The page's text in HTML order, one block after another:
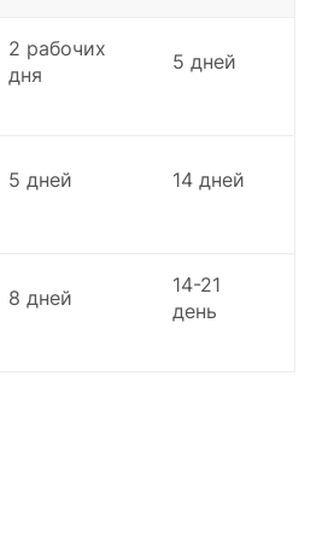
2 рабочих
дня
5 дней
5 дней 14 дней
8 дней
14-21
день